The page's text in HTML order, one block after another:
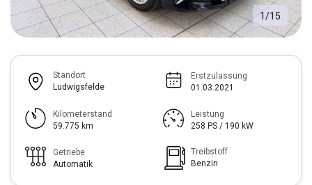
1 /15
Standort
Ludwigsfelde
Erstzulassung
01.03.2021
Kilometerstand
59.775 km
Leistung
258 PS / 190 kW
Getriebe
Automatik
Treibstoff
Benzin